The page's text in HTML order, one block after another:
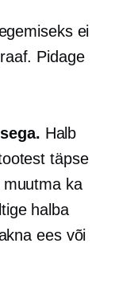
ei
Pidage
Halb
täpse
ka
halba
ees või